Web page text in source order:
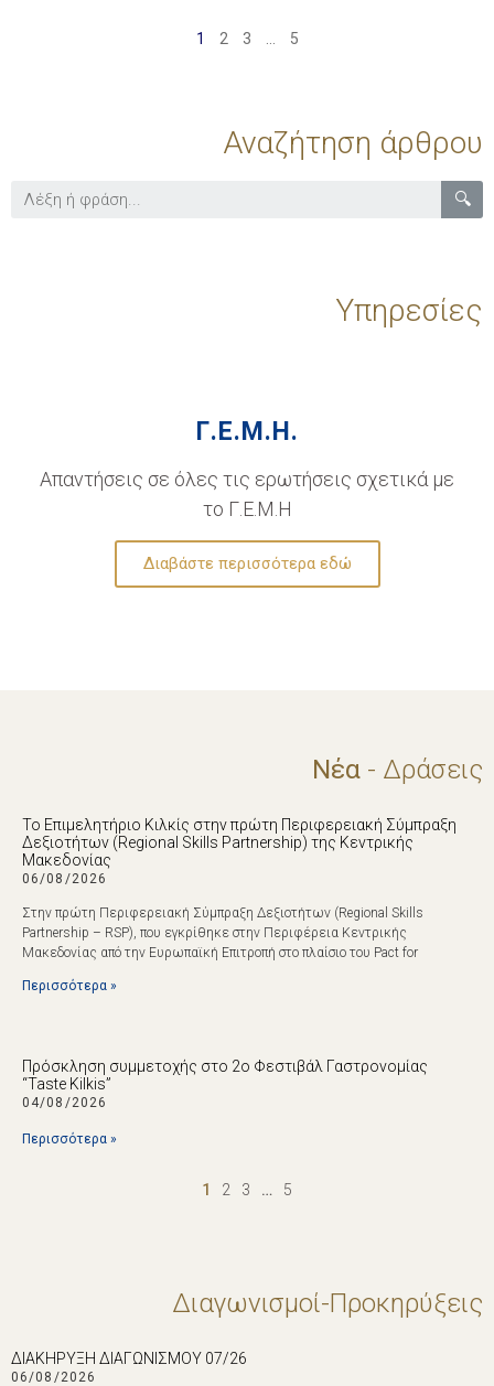
1 2 3 5
Αναζήτηση άρθρου
🔍
Υπηρεσίες
Γ.Ε.Μ.Η.
Απαντήσεις σε όλες τις ερωτήσεις σχετικά με
το Γ.Ε.Μ.Η
Διαβάστε περισσότερα εδώ
Νέα - Δράσεις
Το Επιμελητήριο Κιλκίς στην πρώτη Περιφερειακή Σύμπραξη
Δεξιοτήτων (Regional Skills Partnership) της Κεντρικής
Μακεδονίας
06/08/2026
Στην πρώτη Περιφερειακή Σύμπραξη Δεξιοτήτων (Regional Skills
Partnership – RSP), που εγκρίθηκε στην Περιφέρεια Κεντρικής
Μακεδονίας από την Ευρωπαϊκή Επιτροπή στο πλαίσιο του Pact for
Περισσότερα »
Πρόσκληση συμμετοχής στο 2ο Φεστιβάλ Γαστρονομίας
“Taste Kilkis”
04/08/2026
Περισσότερα »
1 2 3 … 5
Διαγωνισμοί-Προκηρύξεις
ΔΙΑΚΗΡΥΞΗ ΔΙΑΓΩΝΙΣΜΟΥ 07/26
06/08/2026